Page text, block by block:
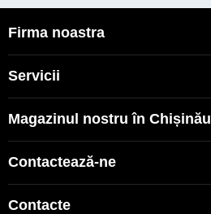
Firma noastra
Servicii
Magazinul nostru în Chișinău
Contactează-ne
Contacte